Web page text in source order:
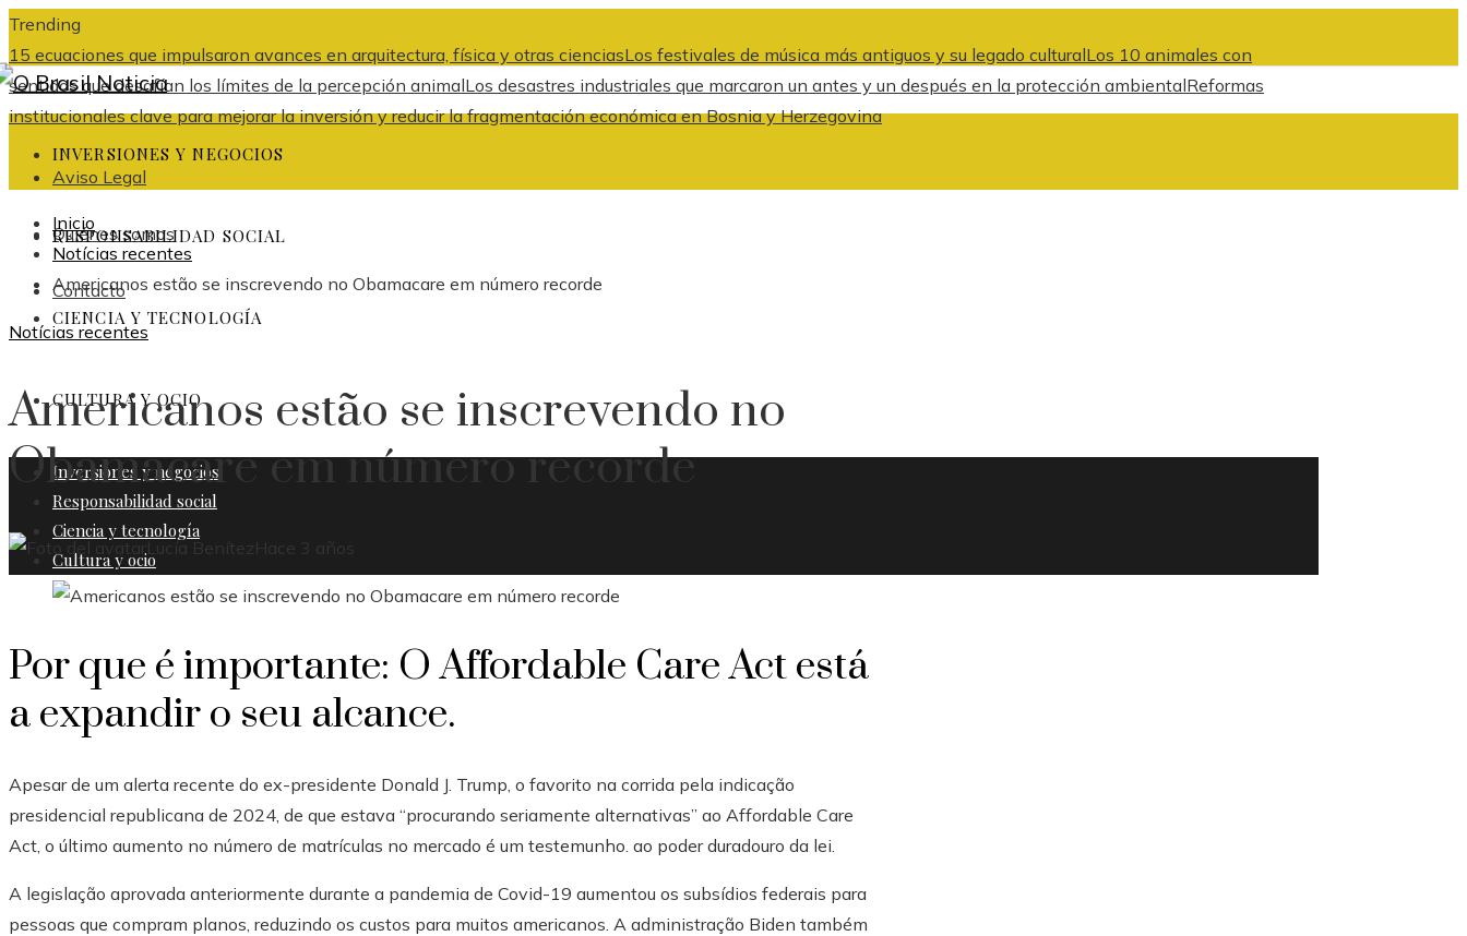
Trending
15 ecuaciones que impulsaron avances en arquitectura, física y otras cienciasLos festivales de música más antiguos y su legado culturalLos 10 animales con
sentidos que desafían los límites de la percepción animalLos desastres industriales que marcaron un antes y un después en la protección ambientalReformas
institucionales clave para mejorar la inversión y reducir la fragmentación económica en Bosnia y Herzegovina
Aviso Legal
Quiénes somos
Contacto
INVERSIONES Y NEGOCIOS
RESPONSABILIDAD SOCIAL
CIENCIA Y TECNOLOGÍA
CULTURA Y OCIO
Inversiones y negocios
Responsabilidad social
Ciencia y tecnología
Cultura y ocio
Inicio
Notícias recentes
Americanos estão se inscrevendo no Obamacare em número recorde
Notícias recentes
Americanos estão se inscrevendo no
Obamacare em número recorde
Lucía Benítez Hace 3 años
Por que é importante: O Affordable Care Act está
a expandir o seu alcance.
Apesar de um alerta recente do ex-presidente Donald J. Trump, o favorito na corrida pela indicação
presidencial republicana de 2024, de que estava “procurando seriamente alternativas” ao Affordable Care
Act, o último aumento no número de matrículas no mercado é um testemunho. ao poder duradouro da lei.
A legislação aprovada anteriormente durante a pandemia de Covid-19 aumentou os subsídios federais para
pessoas que compram planos, reduzindo os custos para muitos americanos. A administração Biden também